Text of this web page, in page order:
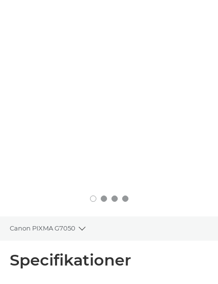
Canon PIXMA G7050
Toggle breadcrumbs
Specifikationer